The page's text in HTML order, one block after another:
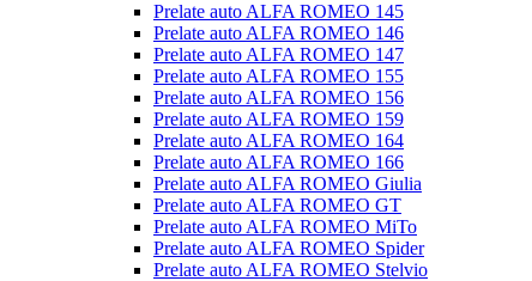
Prelate auto ALFA ROMEO 145
Prelate auto ALFA ROMEO 146
Prelate auto ALFA ROMEO 147
Prelate auto ALFA ROMEO 155
Prelate auto ALFA ROMEO 156
Prelate auto ALFA ROMEO 159
Prelate auto ALFA ROMEO 164
Prelate auto ALFA ROMEO 166
Prelate auto ALFA ROMEO Giulia
Prelate auto ALFA ROMEO GT
Prelate auto ALFA ROMEO MiTo
Prelate auto ALFA ROMEO Spider
Prelate auto ALFA ROMEO Stelvio